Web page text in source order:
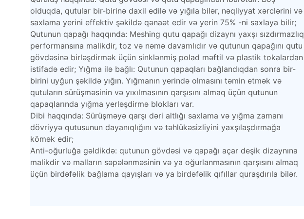
olduqda, qutular bir-birinə daxil edilə və yığıla bilər, nəqliyyat xərclərini və
saxlama yerini effektiv şəkildə qənaət edir və yerin 75% -ni saxlaya bilir;
Qutunun qapağı haqqında: Meshing qutu qapağı dizaynı yaxşı sızdırmazlıq
performansına malikdir, toz və nəmə davamlıdır və qutunun qapağını qutu
gövdəsinə birləşdirmək üçün sinklənmiş polad məftil və plastik tokalardan
istifadə edir; Yığma ilə bağlı: Qutunun qapaqları bağlandıqdan sonra bir-
birini uyğun şəkildə yığın. Yığmanın yerində olmasını təmin etmək və
qutuların sürüşməsinin və yıxılmasının qarşısını almaq üçün qutunun
qapaqlarında yığma yerləşdirmə blokları var.
Dibi haqqında: Sürüşməyə qarşı dəri altlığı saxlama və yığma zamanı
dövriyyə qutusunun dayanıqlığını və təhlükəsizliyini yaxşılaşdırmağa
kömək edir;
Anti-oğurluğa gəldikdə: qutunun gövdəsi və qapağı açar deşik dizaynına
malikdir və malların səpələnməsinin və ya oğurlanmasının qarşısını almaq
üçün birdəfəlik bağlama qayışları və ya birdəfəlik qıfıllar quraşdırıla bilər.